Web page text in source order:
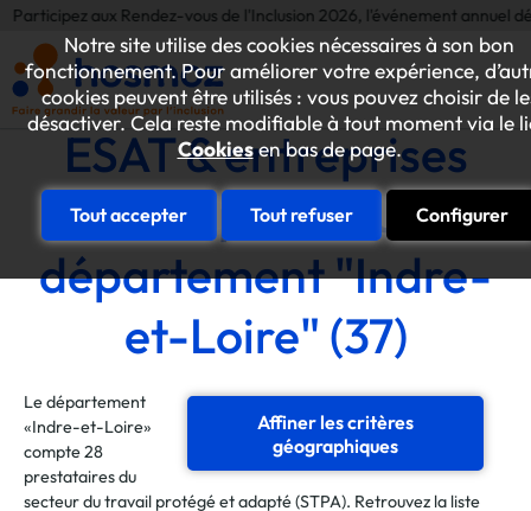
Notre site utilise des cookies nécessaires à son bon
fonctionnement. Pour améliorer votre expérience,
cookies peuvent être utilisés : vous pouvez choisir de
désactiver. Cela reste modifiable à tout moment via le
Cookiesen bas de page.
Tout accepter Tout refuser Configurer
aux Rendez-vous de l'Inclusion 2026, l'événement annuel dédié aux
ESAT & entreprises
adaptées du
département "Indre-
et-Loire" (37)
Affiner les critères
géographiques
Le département
«Indre-et-Loire»
compte 28
prestataires du
secteur du travail protégé et adapté (STPA). Retrouvez la liste